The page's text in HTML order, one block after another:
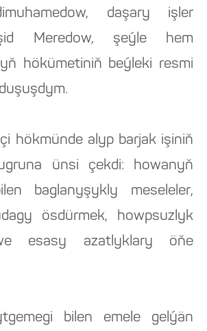
daşary işler
Meredow, şeýle hem
hökümetiniň beýleki resmi
hökmünde alyp barjak işiniň
ünsi çekdi: howanyň
baglanyşykly meseleler,
ösdürmek, howpsuzlyk
esasy azatlyklary öňe
bilen emele gelýän